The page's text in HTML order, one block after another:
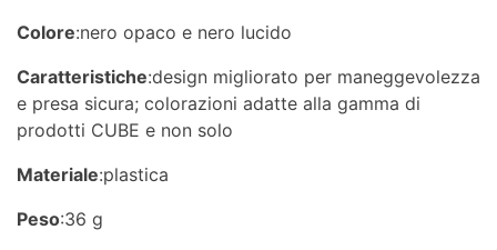
Colore:nero opaco e nero lucido
Caratteristiche:design migliorato per maneggevolezza
e presa sicura; colorazioni adatte alla gamma di
prodotti CUBE e non solo
Materiale:plastica
Peso:36 g